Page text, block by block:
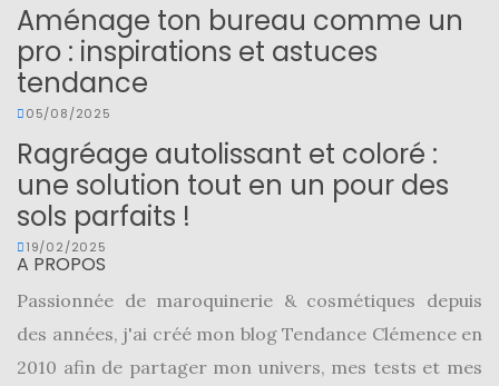
Aménage ton bureau comme un
pro : inspirations et astuces
tendance
05/08/2025
Ragréage autolissant et coloré :
une solution tout en un pour des
sols parfaits !
19/02/2025
A PROPOS
Passionnée de maroquinerie & cosmétiques depuis
des années, j'ai créé mon blog Tendance Clémence en
2010 afin de partager mon univers, mes tests et mes